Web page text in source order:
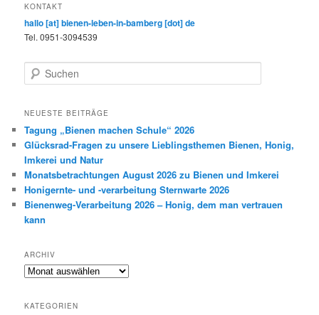
KONTAKT
hallo [at] bienen-leben-in-bamberg [dot] de
Tel. 0951-3094539
u
h
n
NEUESTE BEITRÄGE
Tagung „Bienen machen Schule“ 2026
Glücksrad-Fragen zu unsere Lieblingsthemen Bienen, Honig,
Imkerei und Natur
Monatsbetrachtungen August 2026 zu Bienen und Imkerei
Honigernte- und -verarbeitung Sternwarte 2026
Bienenweg-Verarbeitung 2026 – Honig, dem man vertrauen
kann
ARCHIV
Archiv
KATEGORIEN